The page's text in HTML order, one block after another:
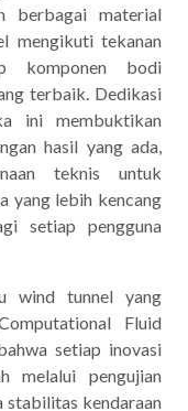
berbagai material
mengikuti tekanan
komponen bodi
terbaik. Dedikasi
ini membuktikan
hasil yang ada,
teknis untuk
yang lebih kencang
setiap pengguna
wind tunnel yang
Fluid
setiap inovasi
melalui pengujian
stabilitas kendaraan